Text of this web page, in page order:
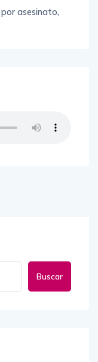
asesinato,
Buscar